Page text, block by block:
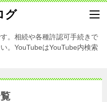
グ
。相続や各種許認可手続きで
。YouTubeはYouTube内検索